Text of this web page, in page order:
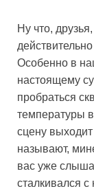
Ну что,
Особенно в
настоящему
пробраться
температуры
сцену
называют,
вас уже
сталкивался